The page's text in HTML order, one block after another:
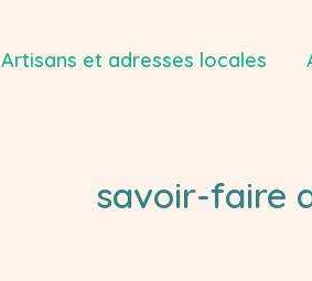
Artisans et adresses locales
savoir-faire